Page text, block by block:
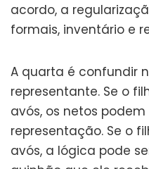
acordo, a
formais, inventário e
A quarta é confundir
representante. Se o
avós, os netos
representação. Se o
avós, a lógica pode